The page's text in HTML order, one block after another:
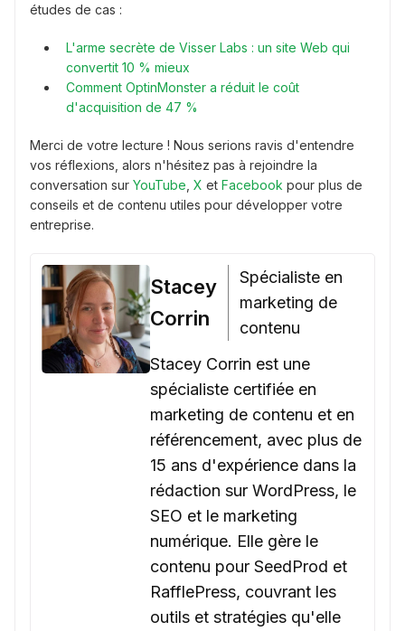
études de cas :
L'arme secrète de Visser Labs : un site Web qui
convertit 10 % mieux
Comment OptinMonster a réduit le coût
d'acquisition de 47 %
Merci de votre lecture ! Nous serions ravis d'entendre
vos réflexions, alors n'hésitez pas à rejoindre la
conversation sur YouTube X et Facebook pour plus de
conseils et de contenu utiles pour développer votre
entreprise.
Stacey
Corrin
Spécialiste en
marketing de
contenu
Stacey Corrin est une
spécialiste certifiée en
marketing de contenu et en
référencement, avec plus de
15 ans d'expérience dans la
rédaction sur WordPress, le
SEO et le marketing
numérique. Elle gère le
contenu pour SeedProd et
RafflePress, couvrant les
outils et stratégies qu'elle